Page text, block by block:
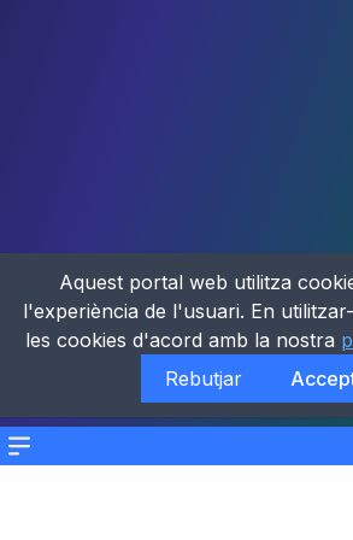
Menu
Aquest portal web utilitza
l'experiència de l'usuari. En
les cookies d'acord amb la nostra
Rebutjar